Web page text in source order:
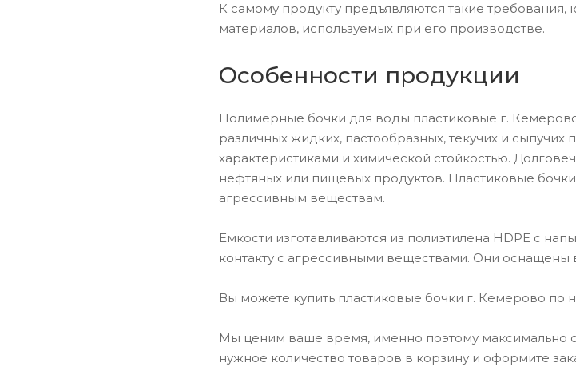
К самому продукту предъявляются такие
материалов, используемых при его производстве.
Особенности продукции
Полимерные бочки для воды пластиковые г.
различных жидких, пастообразных, текучих и
характеристиками и химической стойкостью.
нефтяных или пищевых продуктов. Пластиковые
агрессивным веществам.
Емкости изготавливаются из полиэтилена HDPE с
контакту с агрессивными веществами. Они
Вы можете купить пластиковые бочки г. Кемерово по
Мы ценим ваше время, именно поэтому максимально
нужное количество товаров в корзину и оформите